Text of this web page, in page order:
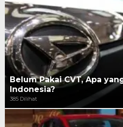
Belum Pakai CVT, Apa
Indonesia?
385 Dilihat